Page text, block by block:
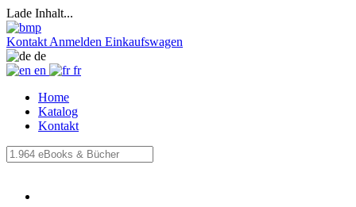
Lade Inhalt...
Kontakt Anmelden Einkaufswagen
de
en
fr
Home
Katalog
Kontakt